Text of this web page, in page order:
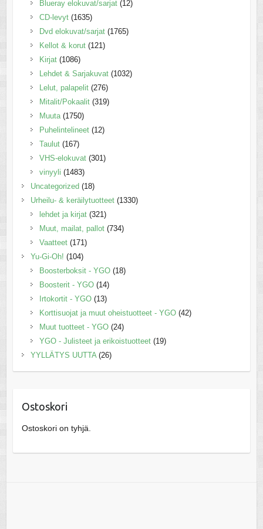
Blueray elokuvat/sarjat (12)
CD-levyt (1635)
Dvd elokuvat/sarjat (1765)
Kellot & korut (121)
Kirjat (1086)
Lehdet & Sarjakuvat (1032)
Lelut, palapelit (276)
Mitalit/Pokaalit (319)
Muuta (1750)
Puhelintelineet (12)
Taulut (167)
VHS-elokuvat (301)
vinyyli (1483)
Uncategorized (18)
Urheilu- & keräilytuotteet (1330)
lehdet ja kirjat (321)
Muut, mailat, pallot (734)
Vaatteet (171)
Yu-Gi-Oh! (104)
Boosterboksit - YGO (18)
Boosterit - YGO (14)
Irtokortit - YGO (13)
Korttisuojat ja muut oheistuotteet - YGO (42)
Muut tuotteet - YGO (24)
YGO - Julisteet ja erikoistuotteet (19)
YYLLÄTYS UUTTA (26)
Ostoskori
Ostoskori on tyhjä.